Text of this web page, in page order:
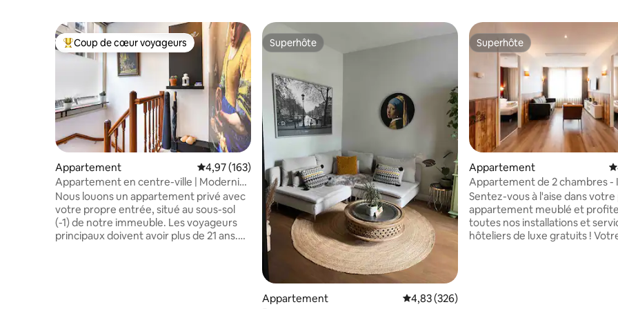
Coups de cœur voyageurs les plus appréciés
Coup de cœur voyageurs
Appartement Évaluation moyenne sur la base de 163 commentaires : 4,97 sur 5
4,97 (163)
Appartement en centre-ville | Modernisé
| Familial !
Nous louons un appartement privé avec
votre propre entrée, situé au sous-sol
(-1) de notre immeuble. Les voyageurs
principaux doivent avoir plus de 21 ans.
Superhôte
Superhôte
Appartement Évaluation moyenne sur la base de 326
4,83 (326)
Superhôte
Superhôte
Appartement
Appartement de 2 chambres -
Aparthotel
Sentez-vous à l'aise dans
appartement meublé et
toutes nos installations et
hôteliers de luxe gratuits !